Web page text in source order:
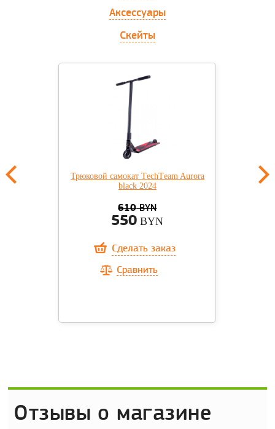
Аксессуары
Скейты
Трюковой самокат ТechТeam Aurora
black 2024
610BYN
550 BYN
Сделать заказ
Сравнить
Отзывы о магазине